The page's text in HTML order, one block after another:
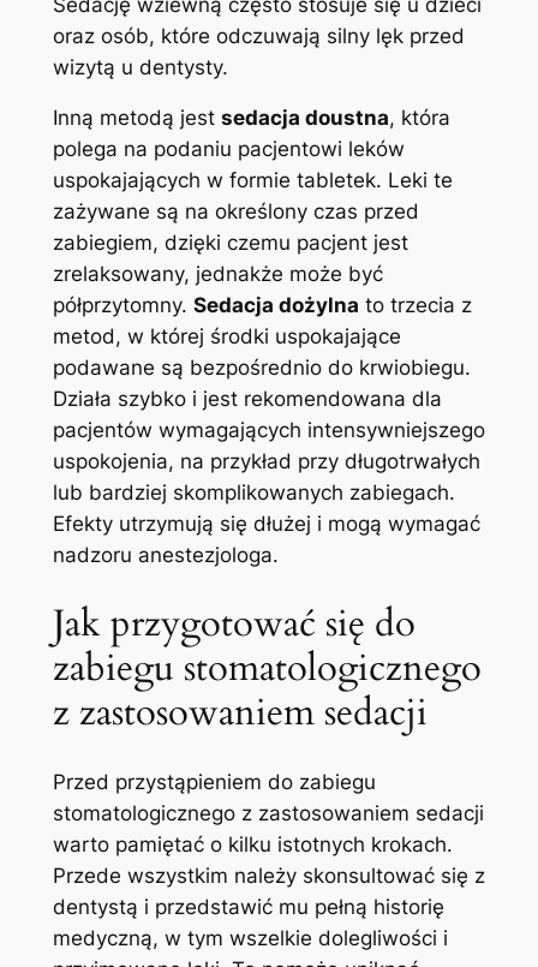
oraz osób, które odczuwają silny lęk przed
wizytą u dentysty.
Inną metodą jest sedacja doustna, która
polega na podaniu pacjentowi leków
uspokajających w formie tabletek. Leki te
zażywane są na określony czas przed
zabiegiem, dzięki czemu pacjent jest
zrelaksowany, jednakże może być
półprzytomny. Sedacja dożylna to trzecia z
metod, w której środki uspokajające
podawane są bezpośrednio do krwiobiegu.
Działa szybko i jest rekomendowana dla
pacjentów wymagających intensywniejszego
uspokojenia, na przykład przy długotrwałych
lub bardziej skomplikowanych zabiegach.
Efekty utrzymują się dłużej i mogą wymagać
nadzoru anestezjologa.
Jak przygotować się do
zabiegu stomatologicznego
z zastosowaniem sedacji
Przed przystąpieniem do zabiegu
stomatologicznego z zastosowaniem sedacji
warto pamiętać o kilku istotnych krokach.
Przede wszystkim należy skonsultować się z
dentystą i przedstawić mu pełną historię
medyczną, w tym wszelkie dolegliwości i